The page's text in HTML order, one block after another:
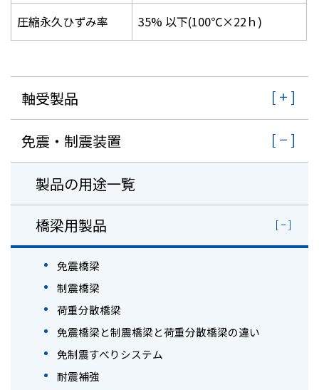
圧縮永久ひずみ率 35% 以下(100℃×22ｈ)
軸受製品
免震・制震装置
製品の用途一覧
橋梁用製品
免震橋梁
制震橋梁
荷重分散橋梁
免震橋梁と制震橋梁と荷重分散橋梁の違い
免制震すべりシステム
耐震補強